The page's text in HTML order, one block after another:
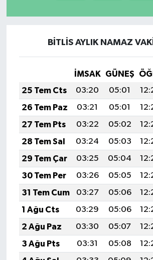
BİTLİS AYLIK NAMAZ
İMSAK GÜNEŞ
25 Tem Cts
03:20 05:01
26 Tem Paz
03:21 05:01
27 Tem Pts
03:22 05:02
28 Tem Sal
03:24 05:03
29 Tem Çar
03:25 05:04
30 Tem Per
03:26 05:05
31 Tem Cum
03:27 05:06
1 Ağu Cts
03:29 05:06
2 Ağu Paz
03:30 05:07
3 Ağu Pts
03:31 05:08